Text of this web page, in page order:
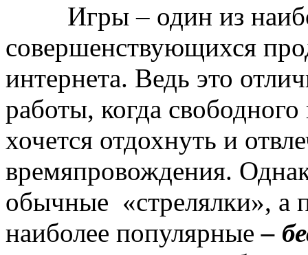
Игры – один из
совершенствующихся
интернета. Ведь это
работы, когда
хочется отдохнуть и
времяпровождения.
обычные «стрелялки», а
наиболее популярные –